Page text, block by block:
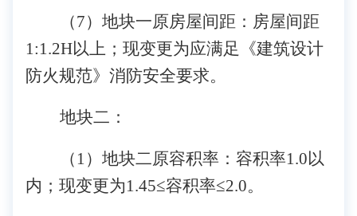
（7）地块一原房屋间距：房屋间距
1:1.2H以上；现变更为应满足《建筑设计
防火规范》消防安全要求。
地块二：
（ 1）地块二原容积率：容积率1.0以
内；现变更为1.45≤容积率≤2.0。